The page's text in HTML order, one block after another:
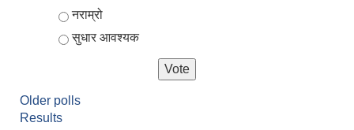
नराम्रो
सुधार आवश्यक
Older polls
Results